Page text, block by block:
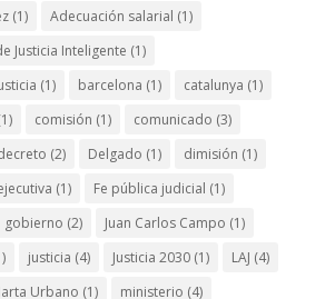
(1) Adecuación salarial (1)
Justicia Inteligente (1)
(1) barcelona (1) catalunya (1)
comisión (1) comunicado (3)
(2) Delgado (1) dimisión (1)
(1) Fe pública judicial (1)
gobierno (2) Juan Carlos Campo (1)
justicia (4) Justicia 2030(1) LAJ (4)
Urbano (1) ministerio (4)